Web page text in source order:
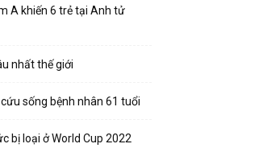
A khiến 6 trẻ tại Anh tử
nhất thế giới
sống bệnh nhân 61 tuổi
bị loại ở World Cup 2022